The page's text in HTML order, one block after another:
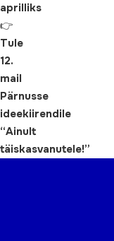
aprilliks
👉
Tule
12.
mail
Pärnusse
ideekiirendile
“Ainult
täiskasvanutele!”